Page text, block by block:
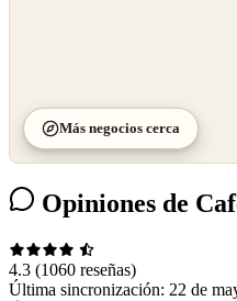
Más negocios cerca
Opiniones de
4.3 (1060 reseñas)
Última sincronización: 22 de